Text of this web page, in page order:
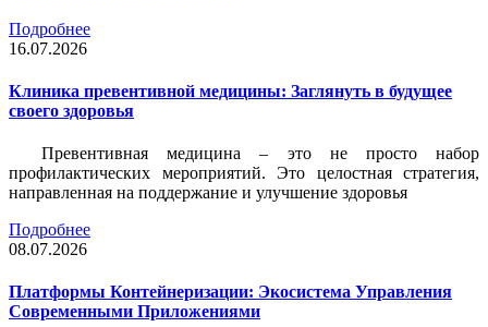
Подробнее
16.07.2026
Клиника превентивной медицины: Заглянуть в будущее
своего здоровья
Превентивная медицина – это не просто набор
профилактических мероприятий. Это целостная стратегия,
направленная на поддержание и улучшение здоровья
Подробнее
08.07.2026
Платформы Контейнеризации: Экосистема Управления
Современными Приложениями